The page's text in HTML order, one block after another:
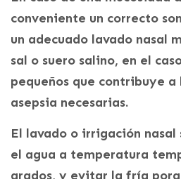
conveniente un correcto
un adecuado lavado nasal
sal o suero salino, en el
pequeños que contribuye a
asepsia necesarias.
El lavado o irrigación
el agua a temperatura
grados, y evitar la fría